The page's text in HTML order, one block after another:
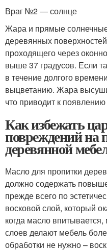
Враг №2 — солнце
Жара и прямые
деревянных
проходящего через
выше 37 градусов. Если
в течение долгого
выцветанию. Жара
что приводит к
Как избежать
повреждений на
деревянной
Масло для пропитки
должно содержать
прежде всего по
восковой слой, который
когда масло
слоев делают мебель
обработки не нужно –